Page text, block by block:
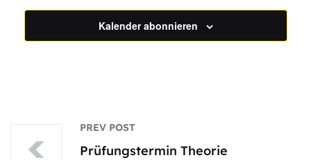
Kalender abonnieren
PREV POST
Prüfungstermin Theorie